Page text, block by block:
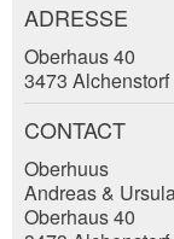
Cette
Nombre de
ADRESSE
Oberhaus 40
3473 Alchenstorf
CONTACT
Oberhuus
Andreas &
Oberhaus 40